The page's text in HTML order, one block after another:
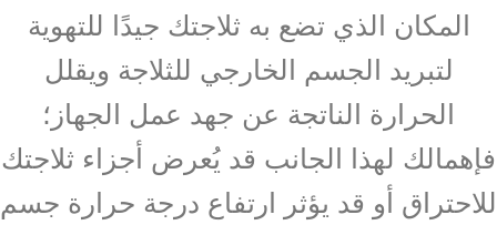
المكان الذي تضع به ثلاجتك جيدًا للتهوية
لتبريد الجسم الخارجي للثلاجة ويقلل
الحرارة الناتجة عن جهد عمل الجهاز؛
فإهمالك لهذا الجانب قد يُعرض أجزاء ثلاجتك
للاحتراق أو قد يؤثر ارتفاع درجة حرارة جسم